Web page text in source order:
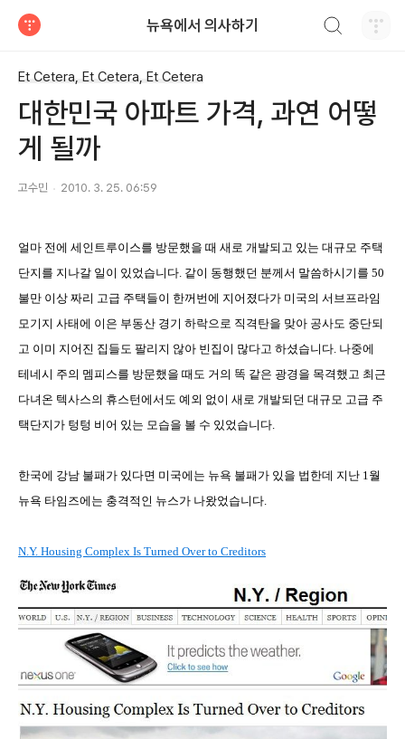
뉴욕에서 의사하기
Et Cetera, Et Cetera, Et Cetera
대한민국 아파트 가격, 과연 어떻
게 될까
고수민 2010. 3. 25. 06:59
얼마 전에 세인트루이스를 방문했을 때 새로 개발되고 있는 대규모 주택
단지를 지나갈 일이 있었습니다. 같이 동행했던 분께서 말씀하시기를 50
불만 이상 짜리 고급 주택들이 한꺼번에 지어졌다가 미국의 서브프라임
모기지 사태에 이은 부동산 경기 하락으로 직격탄을 맞아 공사도 중단되
고 이미 지어진 집들도 팔리지 않아 빈집이 많다고 하셨습니다. 나중에
테네시 주의 멤피스를 방문했을 때도 거의 똑 같은 광경을 목격했고 최근
다녀온 텍사스의 휴스턴에서도 예외 없이 새로 개발되던 대규모 고급 주
택단지가 텅텅 비어 있는 모습을 볼 수 있었습니다.
한국에 강남 불패가 있다면 미국에는 뉴욕 불패가 있을 법한데 지난 1월
뉴욕 타임즈에는 충격적인 뉴스가 나왔었습니다.
N.Y. Housing Complex Is Turned Over to Creditors